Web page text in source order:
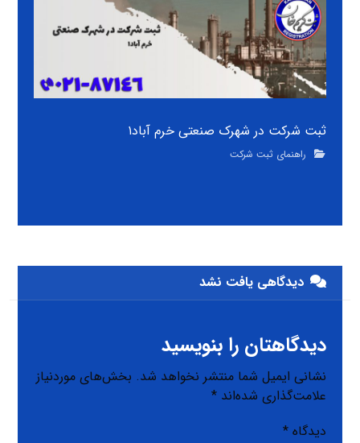
ثبت شرکت در شهرک صنعتی خرم آباد۱
راهنمای ثبت شرکت
دیدگاهی یافت نشد
دیدگاهتان را بنویسید
نشانی ایمیل شما منتشر نخواهد شد. بخش‌های موردنیاز
علامت‌گذاری شده‌اند*
دیدگاه*